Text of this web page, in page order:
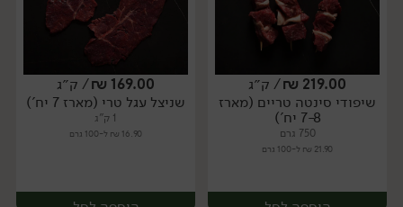
מארז מארז
219.00
₪/ ק״ג
שיפודי סינטה טריים (מארז
7-8 יח')
750 גרם
21.90 ₪ ל-100 גרם
169.00
₪/ ק״ג
שניצל עגל טרי (מארז 7 יח')
1 ק"ג
16.90 ₪ ל-100 גרם